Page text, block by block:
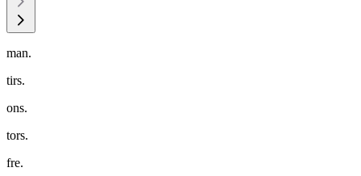
man.
tirs.
ons.
tors.
fre.